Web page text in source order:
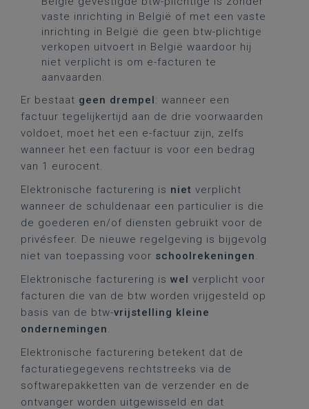
vaste inrichting in België of met een vaste
inrichting in België die geen btw-plichtige
verkopen uitvoert in België waardoor hij
niet verplicht is om e-facturen te
aanvaarden.
Er bestaat geen drempel: wanneer een
factuur tegelijkertijd aan de drie voorwaarden
voldoet, moet het een e-factuur zijn, zelfs
wanneer het een factuur is voor een bedrag
van 1 eurocent.
Elektronische facturering is niet verplicht
wanneer de schuldenaar een particulier is die
de goederen en/of diensten gebruikt voor de
privésfeer. De nieuwe regelgeving is bijgevolg
niet van toepassing voor schoolrekeningen.
Elektronische facturering is wel verplicht voor
facturen die van de btw worden vrijgesteld op
basis van de btw-vrijstelling kleine
ondernemingen.
Elektronische facturering betekent dat de
facturatiegegevens rechtstreeks via de
softwarepakketten van de verzender en de
ontvanger worden uitgewisseld en dat